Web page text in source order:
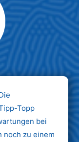
Topp
bei
noch zu einem